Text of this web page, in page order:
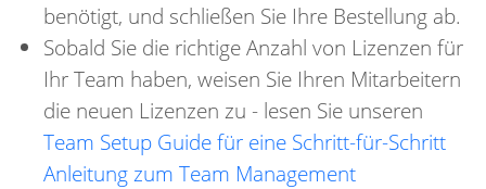
benötigt, und schließen Sie Ihre Bestellung ab.
Sobald Sie die richtige Anzahl von Lizenzen für
Ihr Team haben, weisen Sie Ihren Mitarbeitern
die neuen Lizenzen zu - lesen Sie unseren
Team Setup Guide für eine Schritt-für-Schritt
Anleitung zum Team Management